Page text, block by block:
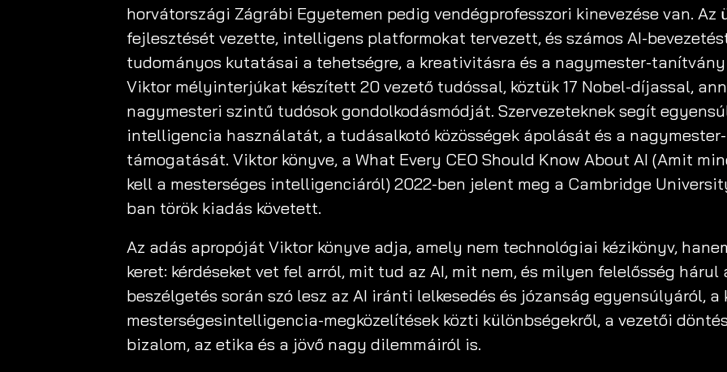
horvátországi Zágrábi Egyetemen pedig vendégprofesszori kinevezése van.
fejlesztését vezette, intelligens platformokat tervezett, és számos AI-
tudományos kutatásai a tehetségre, a kreativitásra és a nagymester-
Viktor mélyinterjúkat készített 20 vezető tudóssal, köztük 17 Nobel-díjassal,
nagymesteri szintű tudósok gondolkodásmódját. Szervezeteknek segít
intelligencia használatát, a tudásalkotó közösségek ápolását és a
támogatását. Viktor könyve, a What Every CEO Should Know About AI (Amit
kell a mesterséges intelligenciáról) 2022-ben jelent meg a Cambridge
ban török kiadás követett.
Az adás apropóját Viktor könyve adja, amely nem technológiai kézikönyv,
keret: kérdéseket vet fel arról, mit tud az AI, mit nem, és milyen felelősség hárul
beszélgetés során szó lesz az AI iránti lelkesedés és józanság egyensúlyáról, a
mesterségesintelligencia-megközelítések közti különbségekről, a vezetői
bizalom, az etika és a jövő nagy dilemmáiról is.